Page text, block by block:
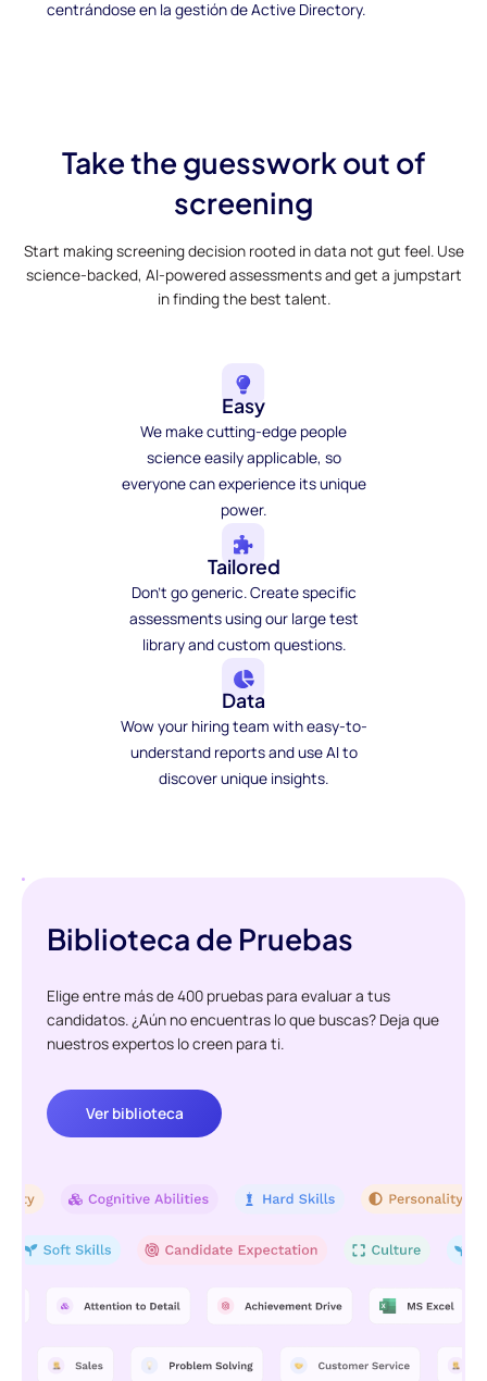
centrándose en la gestión de Active Directory.
Take the guesswork out of
screening
Start making screening decision rooted in data not gut feel. Use
science-backed, AI-powered assessments and get a jumpstart
in finding the best talent.
Easy
We make cutting-edge people
science easily applicable, so
everyone can experience its unique
power.
Tailored
Don't go generic. Create specific
assessments using our large test
library and custom questions.
Data
Wow your hiring team with easy-to-
understand reports and use AI to
discover unique insights.
Biblioteca de Pruebas
Elige entre más de 400 pruebas para evaluar a tus
candidatos. ¿Aún no encuentras lo que buscas? Deja que
nuestros expertos lo creen para ti.
Ver biblioteca